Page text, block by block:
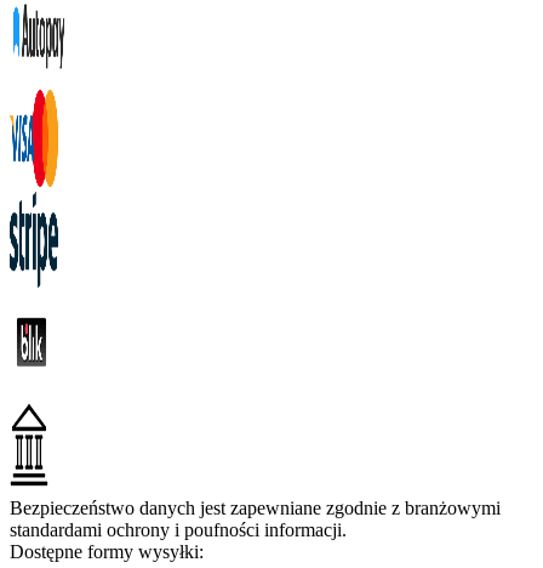
Bezpieczeństwo danych jest zapewniane zgodnie z branżowymi
standardami ochrony i poufności informacji.
Dostępne formy wysyłki: